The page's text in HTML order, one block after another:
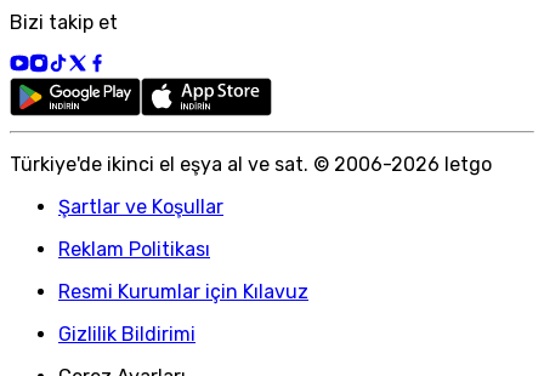
Bizi takip et
Türkiye'de ikinci el eşya al ve sat. © 2006-2026 letgo
Şartlar ve Koşullar
Reklam Politikası
Resmi Kurumlar için Kılavuz
Gizlilik Bildirimi